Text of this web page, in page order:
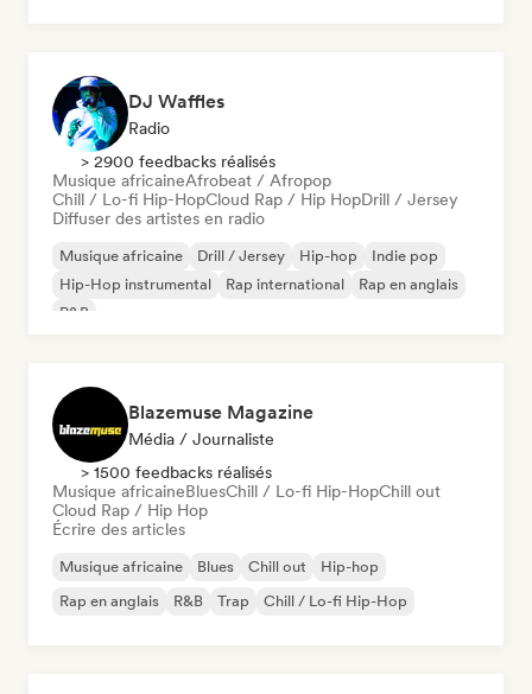
DJ Waffles
Radio
> 2900 feedbacks réalisés
Musique africaineAfrobeat / Afropop
Chill / Lo-fi Hip-HopCloud Rap / Hip HopDrill / Jersey
Diffuser des artistes en radio
Musique africaine Drill / Jersey Hip-hop
Indie pop
Hip-Hop instrumental
Rap international
Rap en anglais
R&B
Blazemuse Magazine
Média / Journaliste
> 1500 feedbacks réalisés
Musique africaineBluesChill / Lo-fi Hip-HopChill out
Cloud Rap / Hip Hop
Écrire des articles
Musique africaine Blues Chill out
Hip-hop
Rap en anglais
R&B Trap Chill / Lo-fi Hip-Hop